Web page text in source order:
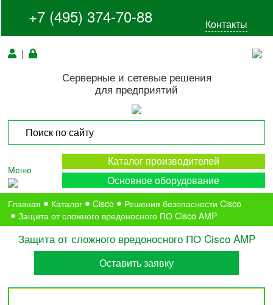
+7 (495) 374-70-88 Контакты
|
Серверные и сетевые решения
для предприятий
Меню
Каталог производителей
Основное оборудование
Главная Каталог Cisco
Решения безопасности Cisco
Защита от сложного вредоносного ПО Cisco AMP
Защита от сложного вредоносного ПО Cisco AMP
Оставить заявку